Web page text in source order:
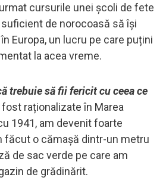
cursurile unei școli de fete
de norocoasă să își
Europa, un lucru pe care puțini
la acea vreme.
trebuie să fii fericit cu ceea ce
fost raționalizate în Marea
1941, am devenit foarte
făcut o cămașă dintr-un metru
de sac verde pe care am
de grădinărit.